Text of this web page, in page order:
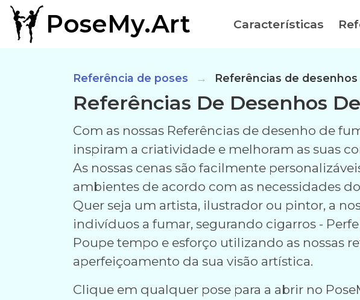
PoseMy.Art Características
Referência de poses Referências de
Referências De Desenhos
Com as nossas Referências de desenho de
inspiram a criatividade e melhoram as suas
As nossas cenas são facilmente
ambientes de acordo com as necessidades
Quer seja um artista, ilustrador ou pintor, a
indivíduos a fumar, segurando cigarros -
Poupe tempo e esforço utilizando as nossas
aperfeiçoamento da sua visão artística.
Clique em qualquer pose para a abrir no